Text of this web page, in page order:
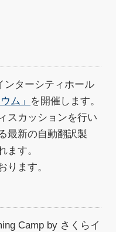
ンターシティホール
ム」
を開催します。
スカッションを行い
最新の自動翻訳製
ます。
ります。
Camp by さくらイ